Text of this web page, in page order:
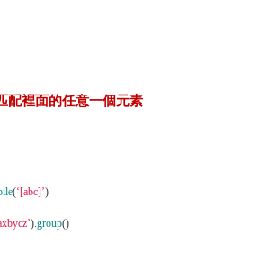
裡面的任意一個元素
(‘[abc]’)
).group()